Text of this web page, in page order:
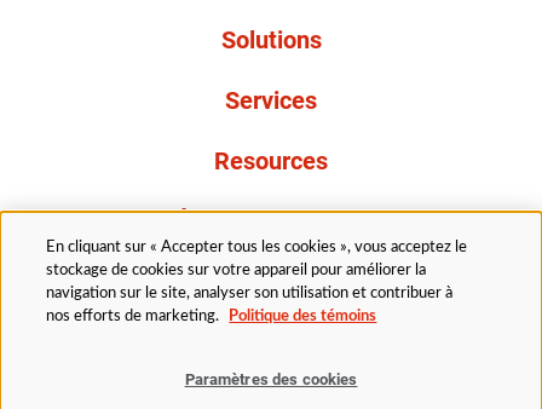
Solutions
Services
Resources
À propos de nous
En cliquant sur « Accepter tous les cookies », vous acceptez le
stockage de cookies sur votre appareil pour améliorer la
navigation sur le site, analyser son utilisation et contribuer à
nos efforts de marketing.
Politique des témoins
Paramètres des cookies